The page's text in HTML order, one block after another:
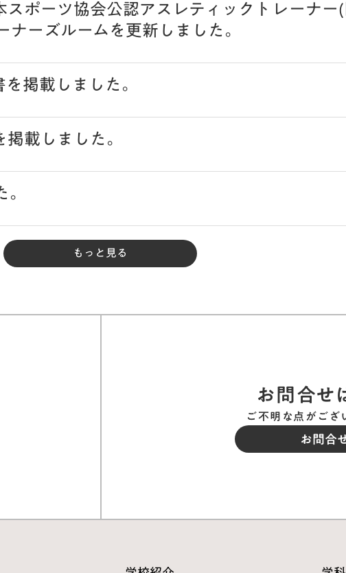
ポーツ協会公認アスレティックトレーナ
ーズルームを更新しました。
掲載しました。
載しました。
もっと見る
お問合せ
ご不明な点がござ
お問合